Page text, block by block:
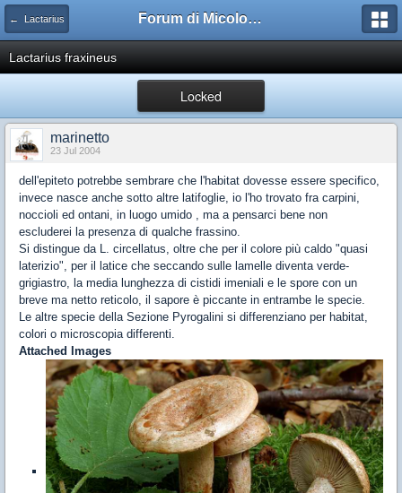
← Lactarius Forum di Micologia AMB Gruppo di Muggia e del Carso
Lactarius fraxineus
Locked
marinetto
23 Jul 2004
dell'epiteto potrebbe sembrare che l'habitat dovesse essere specifico,
invece nasce anche sotto altre latifoglie, io l'ho trovato fra carpini,
noccioli ed ontani, in luogo umido , ma a pensarci bene non
escluderei la presenza di qualche frassino.
Si distingue da L. circellatus, oltre che per il colore più caldo "quasi
laterizio", per il latice che seccando sulle lamelle diventa verde-
grigiastro, la media lunghezza di cistidi imeniali e le spore con un
breve ma netto reticolo, il sapore è piccante in entrambe le specie.
Le altre specie della Sezione Pyrogalini si differenziano per habitat,
colori o microscopia differenti.
Attached Images